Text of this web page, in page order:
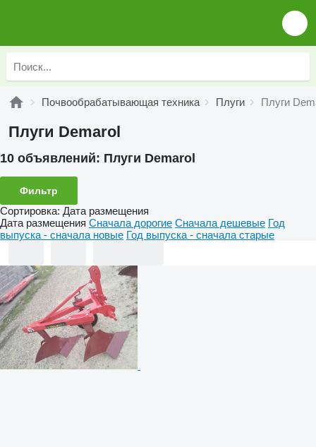
Почвообрабатывающая техника Плуги Плуги
Плуги Demarol
10 объявлений: Плуги Demarol
Фильтр
Сортировка: Дата размещения
Дата размещения Сначала дорогие Сначала дешевые Год
выпуска - сначала новые Год выпуска - сначала старые